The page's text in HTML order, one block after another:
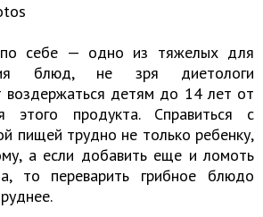
себе — одно из тяжелых для
блюд, не зря диетологи
воздержаться детям до 14 лет от
этого продукта. Справиться с
пищей трудно не только ребенку,
а если добавить еще и ломоть
то переварить грибное блюдо